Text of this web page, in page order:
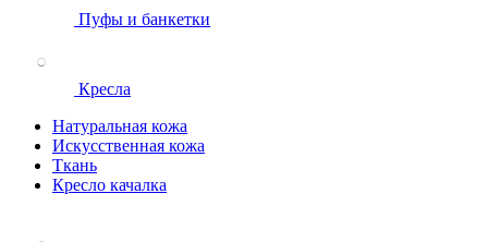
Пуфы и банкетки
Кресла
Натуральная кожа
Искусственная кожа
Ткань
Кресло качалка